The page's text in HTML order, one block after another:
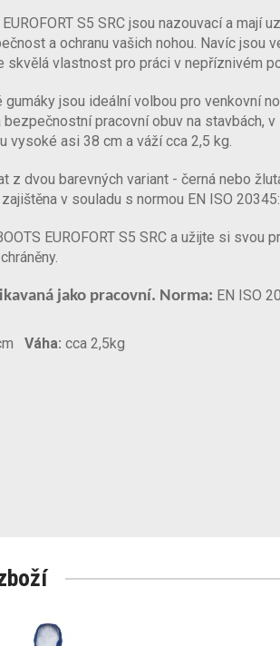
S5 SRC jsou nazouvací a mají
a ochranu vašich nohou. Navíc jsou
skvělá vlastnost pro práci v nepříznivém
gumáky jsou ideální volbou pro venkovní
bezpečnostní pracovní obuv na stavbách,
vysoké asi 38 cm a váží cca 2,5 kg.
z dvou barevných variant - černá nebo
v souladu s normou EN ISO
EUROFORT S5 SRC a užijte si svou
jako pracovní. Norma: EN ISO
Váha: cca 2,5kg